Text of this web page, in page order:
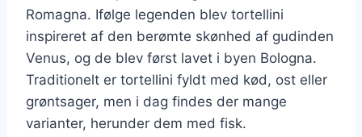
Romagna. Ifølge legenden blev tortellini
inspireret af den berømte skønhed af gudinden
Venus, og de blev først lavet i byen Bologna.
Traditionelt er tortellini fyldt med kød, ost eller
grøntsager, men i dag findes der mange
varianter, herunder dem med fisk.